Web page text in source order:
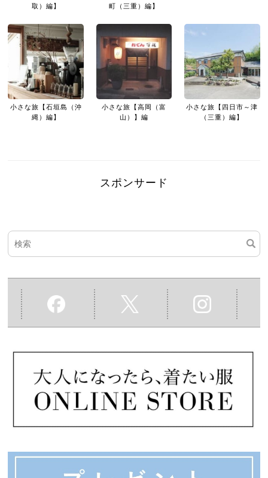
取）編】
町（三重）編】
小さな旅【石垣島（沖
縄）編】
小さな旅【高岡（富
山）】編
小さな旅【四日市～津
（三重）編】
スポンサード